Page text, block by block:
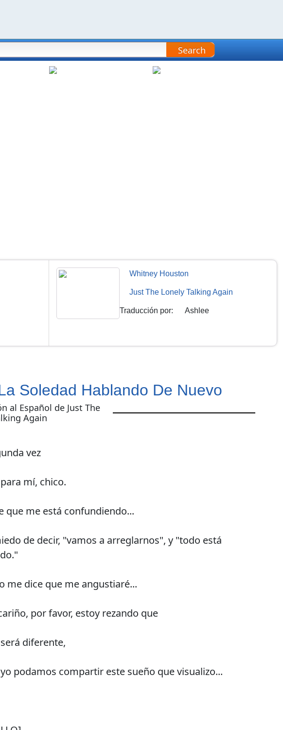
Search
Whitney Houston
Just The Lonely Talking Again
Traducción por: Ashlee
Soledad Hablando De Nuevo
al Español de Just The
Again
vez
mí, chico.
que me está confundiendo...
de decir, "vamos a arreglarnos", y "todo está
me dice que me angustiaré...
por favor, estoy rezando que
diferente,
podamos compartir este sueño que visualizo...